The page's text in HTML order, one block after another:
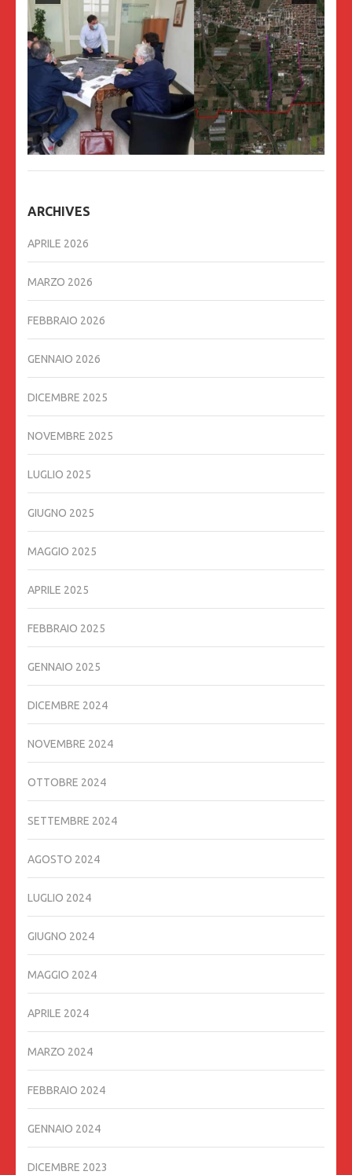
ARCHIVES
APRILE 2026
MARZO 2026
FEBBRAIO 2026
GENNAIO 2026
DICEMBRE 2025
NOVEMBRE 2025
LUGLIO 2025
GIUGNO 2025
MAGGIO 2025
APRILE 2025
FEBBRAIO 2025
GENNAIO 2025
DICEMBRE 2024
NOVEMBRE 2024
OTTOBRE 2024
SETTEMBRE 2024
AGOSTO 2024
LUGLIO 2024
GIUGNO 2024
MAGGIO 2024
APRILE 2024
MARZO 2024
FEBBRAIO 2024
GENNAIO 2024
DICEMBRE 2023